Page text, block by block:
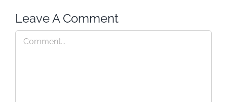
Leave A Comment
Comment